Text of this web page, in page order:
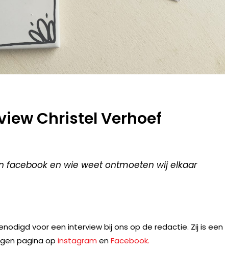
Christel Verhoef
facebook en wie weet ontmoeten wij elkaar
voor een interview bij ons op de redactie. Zij is een
pagina op instagram enFacebook.